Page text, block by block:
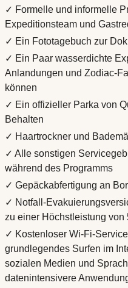
✓ Formelle und informelle
Expeditionsteam und
✓ Ein Fototagebuch zur
✓ Ein Paar wasserdichte
Anlandungen und Zodiac-
können
✓ Ein offizieller Parka von
Behalten
✓ Haartrockner und
✓ Alle sonstigen
während des Programms
✓ Gepäckabfertigung an
✓ Notfall-
zu einer Höchstleistung
✓ Kostenloser Wi-Fi-
grundlegendes Surfen im
sozialen Medien und
datenintensivere